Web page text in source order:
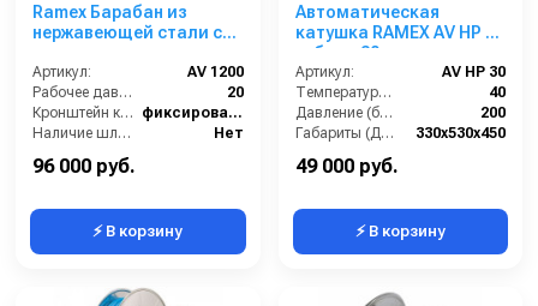
Ramex Барабан из
нержавеющей стали с
механизмом AV 1200
Артикул:
AV 1200
Рабочее давление (бар):
20
Кронштейн катушки:
фиксированный
Наличие шланга:
Нет
96 000 руб.
⚡ В корзину
Автоматическая
катушка RAMEX AV HP 30
гибрид 30м
Артикул:
AV HP 30
Температура (°C):
40
Давление (бар):
200
Габариты (ДхШхВ):
330x530x450
49 000 руб.
⚡ В корзину